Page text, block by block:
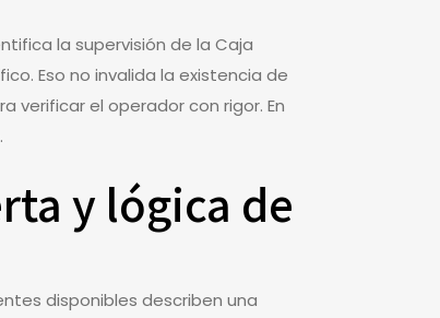
la supervisión de la Caja
Eso no invalida la existencia de
verificar el operador con rigor. En
y lógica de
disponibles describen una